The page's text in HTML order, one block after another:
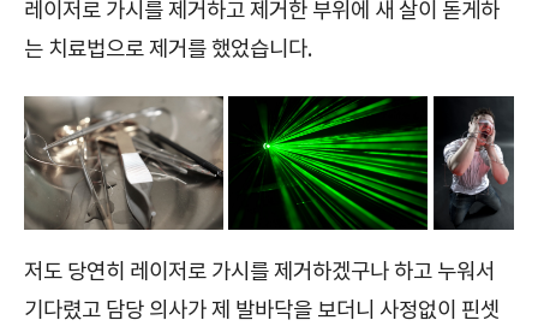
레이저로 가시를 제거하고 제거한 부위에 새 살이 돋게하
는 치료법으로 제거를 했었습니다.
저도 당연히 레이저로 가시를 제거하겠구나 하고 누워서
기다렸고 담당 의사가 제 발바닥을 보더니 사정없이 핀셋